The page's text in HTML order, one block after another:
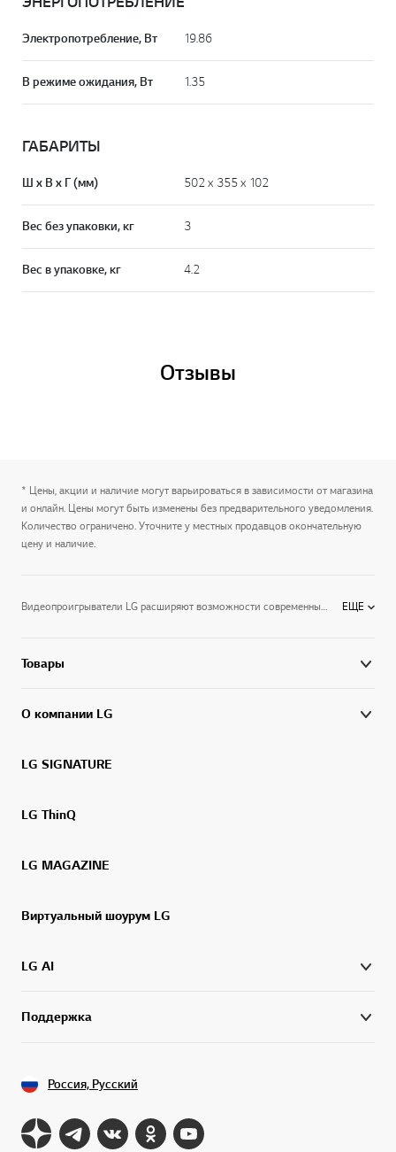
Электропотребление, Вт 19.86
В режиме ожидания, Вт 1.35
ГАБАРИТЫ
Ш х В х Г (мм) 502 x 355 x 102
Вес без упаковки, кг 3
Вес в упаковке, кг 4.2
Отзывы
* Цены, акции и наличие могут варьироваться в зависимости от магазина
и онлайн. Цены могут быть изменены без предварительного уведомления.
Количество ограничено. Уточните у местных продавцов окончательную
цену и наличие.
Видеопроигрыватели LG расширяют возможности современных Smart TV LG на базе последней версии WebOS. Теперь вы сможете смотреть видео во многих форматах — от DVD до Blu-ray дисков. Наслаждайтесь сверхчетким изображением, которое воспроизводит мельчайшие детали изображения. Благодаря Wi-Fi Direct подключайте к видеопроигрывателю различные устройства. При желании, воспроизводите видео с USB-носителей – с флешки или с переносного жесткого диска. В каталоге представлены видеопроигрыватели с функцией караоке, а значит, вы сможете весело провести время в компании друзей. Видеопроигрыватели LG — это возможность получить максимум удовольствия от просмотра фильма у себя дома. ЕЩЕ
Товары
О компании LG
LG SIGNATURE
LG ThinQ
LG MAGAZINE
Виртуальный шоурум LG
LG AI
Поддержка
Россия, Русский